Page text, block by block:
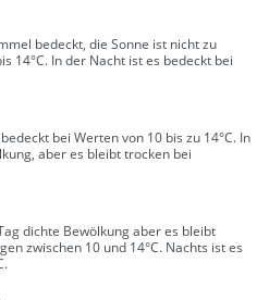
bedeckt, die Sonne ist nicht zu
14°C. In der Nacht ist es bedeckt bei
bei Werten von 10 bis zu 14°C. In
aber es bleibt trocken bei
dichte Bewölkung aber es bleibt
zwischen 10 und 14°C. Nachts ist es